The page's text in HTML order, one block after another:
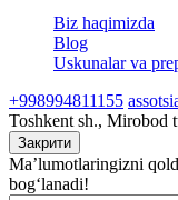
Biz haqimizda
Blog
Uskunalar va
+998994811155
Toshkent sh., Mirobod
Закрити
Ma’lumotlaringizni
bog‘lanadi!